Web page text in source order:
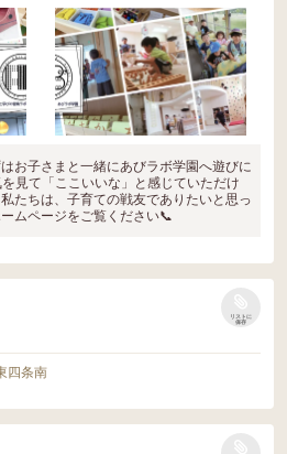
お子さまと一緒にあびラボ学園へ遊びに
見て「ここいいな」と感じていただけ
たちは、子育ての戦友でありたいと思っ
ムページをご覧ください📞
リストに
保存
四条南